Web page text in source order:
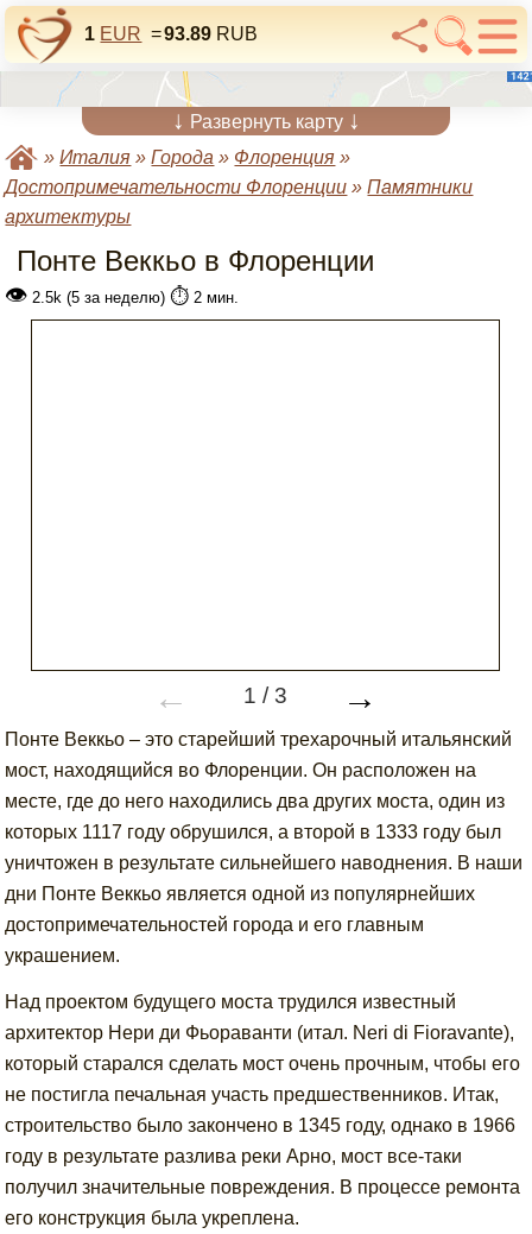
1 EUR =93.89 RUB
↓ Развернуть карту ↓
»Италия »Города » Флоренция »
Достопримечательности Флоренции »Памятники
архитектуры
Понте Веккьо в Флоренции
👁 2.5k (5 за неделю) ⏱️ 2 мин.
← 1 /3 →
Понте Веккьо – это старейший трехарочный итальянский
мост, находящийся во Флоренции. Он расположен на
месте, где до него находились два других моста, один из
которых 1117 году обрушился, а второй в 1333 году был
уничтожен в результате сильнейшего наводнения. В наши
дни Понте Веккьо является одной из популярнейших
достопримечательностей города и его главным
украшением.
Над проектом будущего моста трудился известный
архитектор Нери ди Фьораванти (итал. Neri di Fioravante),
который старался сделать мост очень прочным, чтобы его
не постигла печальная участь предшественников. Итак,
строительство было закончено в 1345 году, однако в 1966
году в результате разлива реки Арно, мост все-таки
получил значительные повреждения. В процессе ремонта
его конструкция была укреплена.